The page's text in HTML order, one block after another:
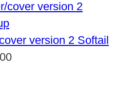
version 2 Softail